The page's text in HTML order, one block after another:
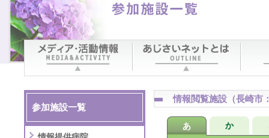
情報閲覧施設（長崎市
あ か
参加施設一覧